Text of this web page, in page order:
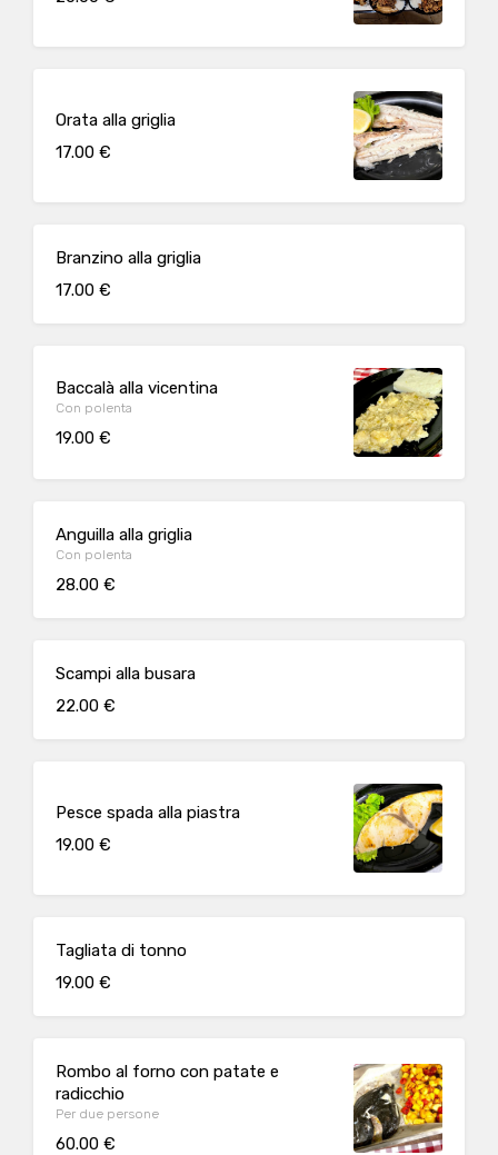
Orata alla griglia
17.00 €
Branzino alla griglia
17.00 €
Baccalà alla vicentina
Con polenta
19.00 €
Anguilla alla griglia
Con polenta
28.00 €
Scampi alla busara
22.00 €
Pesce spada alla piastra
19.00 €
Tagliata di tonno
19.00 €
Rombo al forno con patate e
radicchio
Per due persone
60.00 €